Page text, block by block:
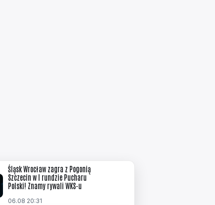
Śląsk Wrocław zagra z Pogonią
Szczecin w I rundzie Pucharu
Polski! Znamy rywali WKS-u
06.08 20:31